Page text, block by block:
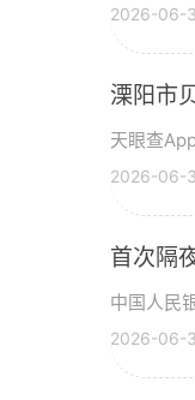
2026-06-
溧阳市
天眼查
2026-06-
首次隔
中国人民
2026-06-